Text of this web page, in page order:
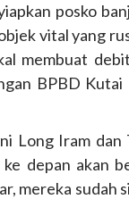
posko
vital yang
membuat
BPBD
Long Iram dan
depan akan
mereka sudah